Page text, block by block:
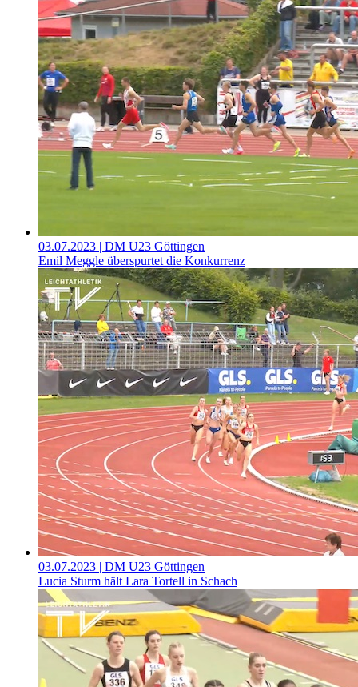
03.07.2023 | DM U23 Göttingen
Emil Meggle überspurtet die Konkurrenz
03.07.2023 | DM U23 Göttingen
Lucia Sturm hält Lara Tortell in Schach